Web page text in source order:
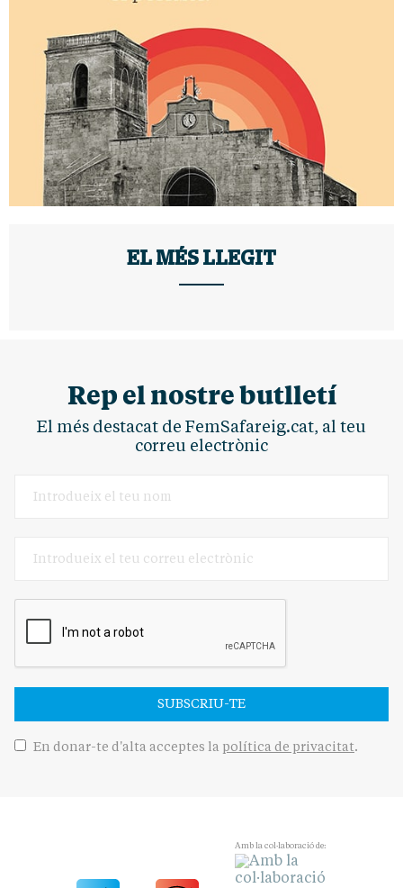
EL MÉS LLEGIT
Rep el nostre butlletí
El més destacat de FemSafareig.cat, al teu
correu electrònic
SUBSCRIU-TE
En donar-te d'alta acceptes la política de privacitat.
Amb la col·laboració de: